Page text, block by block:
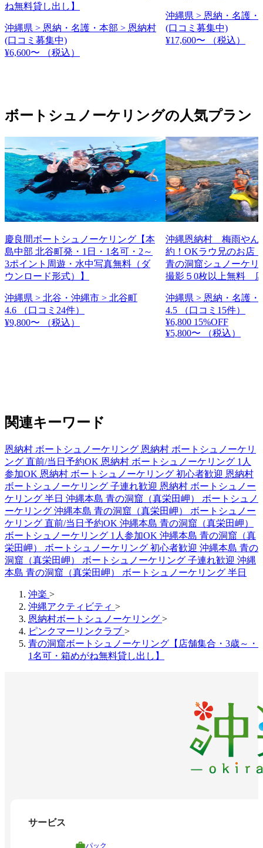
ね無料貸し出し】
沖縄県 > 恩納・名護・本部 > 恩納村
(口コミ募集中)
¥6,600〜
（税込）
沖縄県 > 恩納・名護・
(口コミ募集中)
¥17,600〜
（税込）
ボートシュノーケリングの人気プラン
慶良間ボートシュノーケリング【本
島中部 北谷町発・1日・1名可・2～
3ポイント周遊・水中写真無料（ダ
ウンロード形式）】
沖縄県 > 北谷・沖縄市 > 北谷町
4.6
（口コミ24件）
¥9,800〜
（税込）
沖縄恩納村 梅雨や
約！OKラウ兄のお店
青の洞窟シュノーケ
撮影５0枚以上無料
沖縄県 > 恩納・名護・
4.5
（口コミ15件）
¥6,800 15%OFF
¥5,800〜
（税込）
関連キーワード
恩納村 ボートシュノーケリング 恩納村 ボートシュノーケリ
ング 直前/当日予約OK 恩納村 ボートシュノーケリング 1人
参加OK 恩納村 ボートシュノーケリング 初心者歓迎 恩納村
ボートシュノーケリング 子連れ歓迎 恩納村 ボートシュノー
ケリング 半日 沖縄本島 青の洞窟（真栄田岬） ボートシュノ
ーケリング 沖縄本島 青の洞窟（真栄田岬） ボートシュノー
ケリング 直前/当日予約OK 沖縄本島 青の洞窟（真栄田岬）
ボートシュノーケリング 1人参加OK 沖縄本島 青の洞窟（真
栄田岬） ボートシュノーケリング 初心者歓迎 沖縄本島 青の
洞窟（真栄田岬） ボートシュノーケリング 子連れ歓迎 沖縄
本島 青の洞窟（真栄田岬） ボートシュノーケリング 半日
沖楽 >
沖縄アクティビティ >
恩納村ボートシュノーケリング >
ピンクマーリンクラブ >
青の洞窟ボートシュノーケリング【店舗集合・3歳～・
1名可・箱めがね無料貸し出し】
サービス
パック